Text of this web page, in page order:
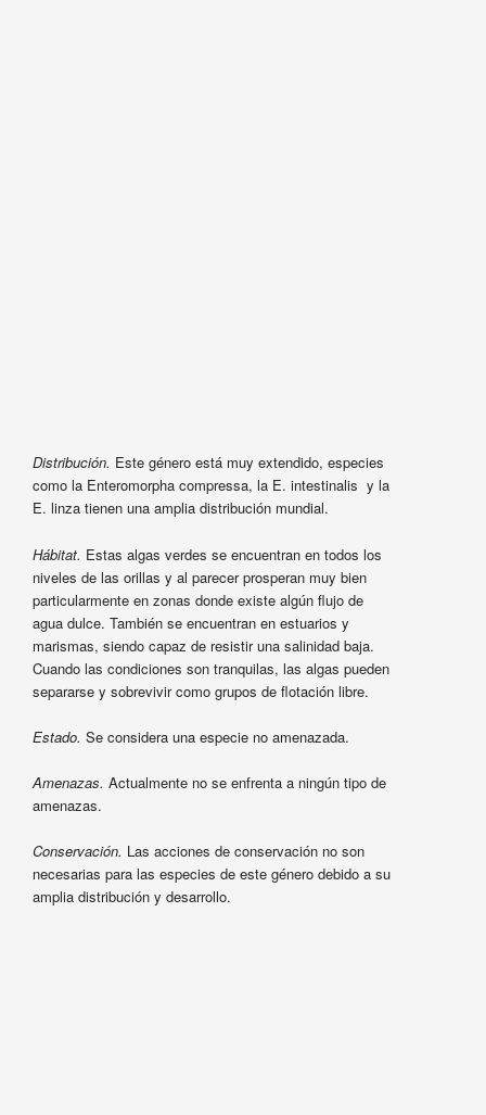
Distribución. Este género está muy extendido, especies
como la Enteromorpha compressa, la E. intestinalis y la
E. linza tienen una amplia distribución mundial.
Hábitat. Estas algas verdes se encuentran en todos los
niveles de las orillas y al parecer prosperan muy bien
particularmente en zonas donde existe algún flujo de
agua dulce. También se encuentran en estuarios y
marismas, siendo capaz de resistir una salinidad baja.
Cuando las condiciones son tranquilas, las algas pueden
separarse y sobrevivir como grupos de flotación libre.
Estado. Se considera una especie no amenazada.
Amenazas. Actualmente no se enfrenta a ningún tipo de
amenazas.
Conservación. Las acciones de conservación no son
necesarias para las especies de este género debido a su
amplia distribución y desarrollo.